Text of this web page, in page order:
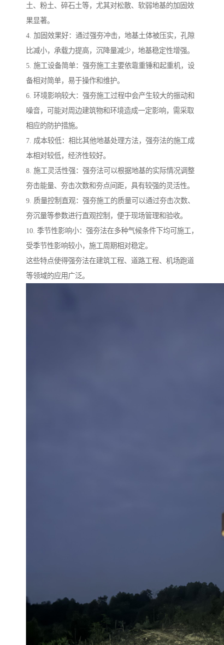
土、粉土、碎石土等，尤其对松散、软弱地基的加固效
果显著。
4. 加固效果好：通过强夯冲击，地基土体被压实，孔隙
比减小，承载力提高，沉降量减少，地基稳定性增强。
5. 施工设备简单：强夯施工主要依靠重锤和起重机，设
备相对简单，易于操作和维护。
6. 环境影响较大：强夯施工过程中会产生较大的振动和
噪音，可能对周边建筑物和环境造成一定影响，需采取
相应的防护措施。
7. 成本较低：相比其他地基处理方法，强夯法的施工成
本相对较低，经济性较好。
8. 施工灵活性强：强夯法可以根据地基的实际情况调整
夯击能量、夯击次数和夯点间距，具有较强的灵活性。
9. 质量控制直观：强夯施工的质量可以通过夯击次数、
夯沉量等参数进行直观控制，便于现场管理和验收。
10. 季节性影响小：强夯法在多种气候条件下均可施工，
受季节性影响较小，施工周期相对稳定。
这些特点使得强夯法在建筑工程、道路工程、机场跑道
等领域的应用广泛。